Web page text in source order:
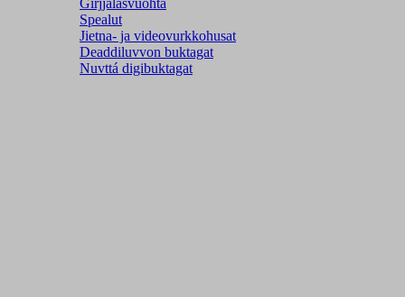
Spealut
Jietna- ja videovurkkohusat
Deaddiluvvon buktagat
Nuvttá digibuktagat